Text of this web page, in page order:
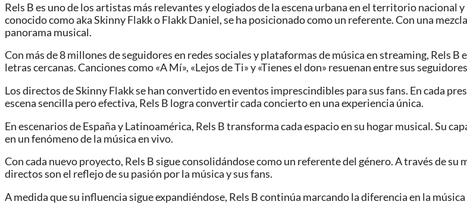
Rels B es uno de los artistas más relevantes y elogiados de la escena urbana en el territorio
conocido como aka Skinny Flakk o Flakk Daniel, se ha posicionado como un referente. Con una
panorama musical.
Con más de 8 millones de seguidores en redes sociales y plataformas de música en streaming, Rels
letras cercanas. Canciones como «A Mí», «Lejos de Ti» y «Tienes el don» resuenan entre sus
Los directos de Skinny Flakk se han convertido en eventos imprescindibles para sus fans. En cada
escena sencilla pero efectiva, Rels B logra convertir cada concierto en una experiencia única.
En escenarios de España y Latinoamérica, Rels B transforma cada espacio en su hogar musical. Su
en un fenómeno de la música en vivo.
Con cada nuevo proyecto, Rels B sigue consolidándose como un referente del género. A través de
directos son el reflejo de su pasión por la música y sus fans.
A medida que su influencia sigue expandiéndose, Rels B continúa marcando la diferencia en la